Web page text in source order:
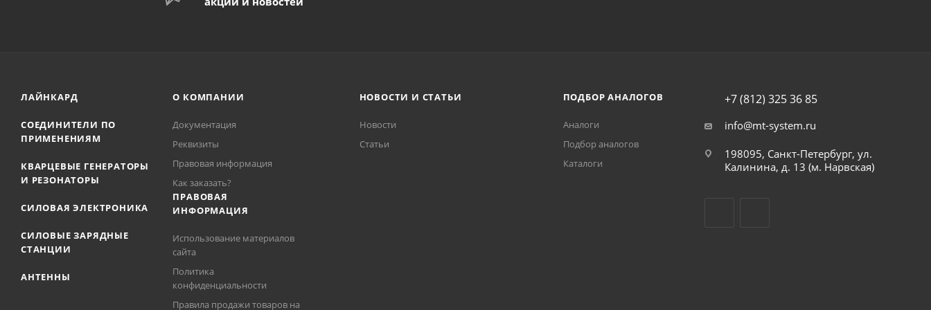
ЛАЙНКАРД
СОЕДИНИТЕЛИ ПО
ПРИМЕНЕНИЯМ
КВАРЦЕВЫЕ ГЕНЕРАТОРЫ
И РЕЗОНАТОРЫ
СИЛОВАЯ ЭЛЕКТРОНИКА
СИЛОВЫЕ ЗАРЯДНЫЕ
СТАНЦИИ
АНТЕННЫ
О КОМПАНИИ
Документация
Реквизиты
Правовая информация
Как заказать?
ПРАВОВАЯ
ИНФОРМАЦИЯ
Использование материалов
сайта
Политика
конфиденциальности
Правила продажи товаров на
НОВОСТИ И СТАТЬИ
Новости
Статьи
ПОДБОР АНАЛОГОВ
Аналоги
Подбор аналогов
Каталоги
+7 (812) 325 36 85
info@mt-system.ru
198095, Санкт-Петербург, ул.
Калинина, д. 13 (м. Нарвская)